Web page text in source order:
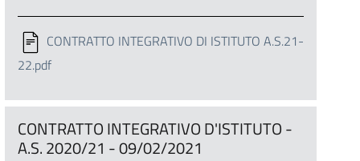
CONTRATTO INTEGRATIVO DI ISTITUTO A.S.21-
22.pdf
CONTRATTO INTEGRATIVO D'ISTITUTO -
A.S. 2020/21 - 09/02/2021